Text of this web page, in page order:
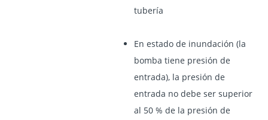
tubería
En estado de inundación (la
bomba tiene presión de
entrada), la presión de
entrada no debe ser superior
al 50 % de la presión de